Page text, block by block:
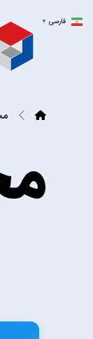
فارسی ▼